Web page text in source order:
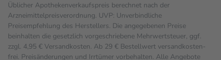
Üblicher Apothekenverkaufspreis berechnet nach der
Arzneimittelpreisverordnung. UVP: Unverbindliche
Preisempfehlung des Herstellers. Die angegebenen Preise
beinhalten die gesetzlich vorgeschriebene Mehrwertsteuer, ggf.
zzgl. 4,95 € Versandkosten. Ab 29 € Bestell­wert versand­kosten­
frei. Preisänderungen und Irrtümer vorbehalten. Alle Angebote